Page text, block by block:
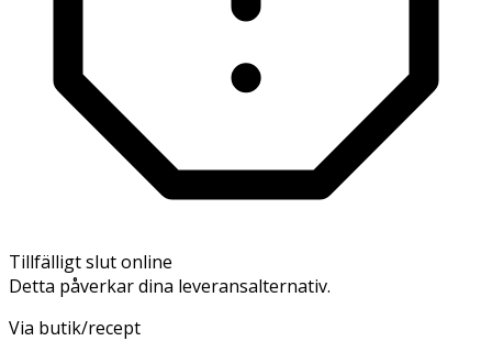
Tillfälligt slut online
Detta påverkar dina leveransalternativ.
Via butik/recept